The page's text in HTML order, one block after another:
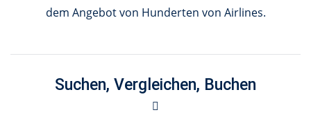
dem Angebot von Hunderten von Airlines.
Suchen, Vergleichen, Buchen